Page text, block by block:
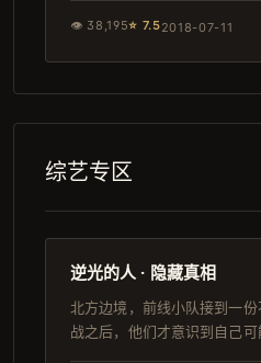
👁 38,195⭐ 7.52018-07-11
综艺专区
独播
逆光的人 · 隐藏真相
北方边境，前线小队接到一
战之后，他们才意识到自己